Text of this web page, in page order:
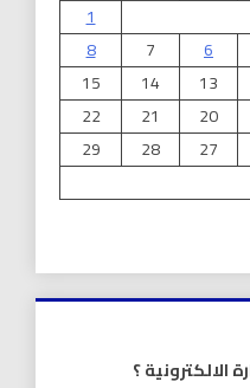
1
6
7
8
13
14
15
20
21
22
27
28
29
الالكترونية ؟